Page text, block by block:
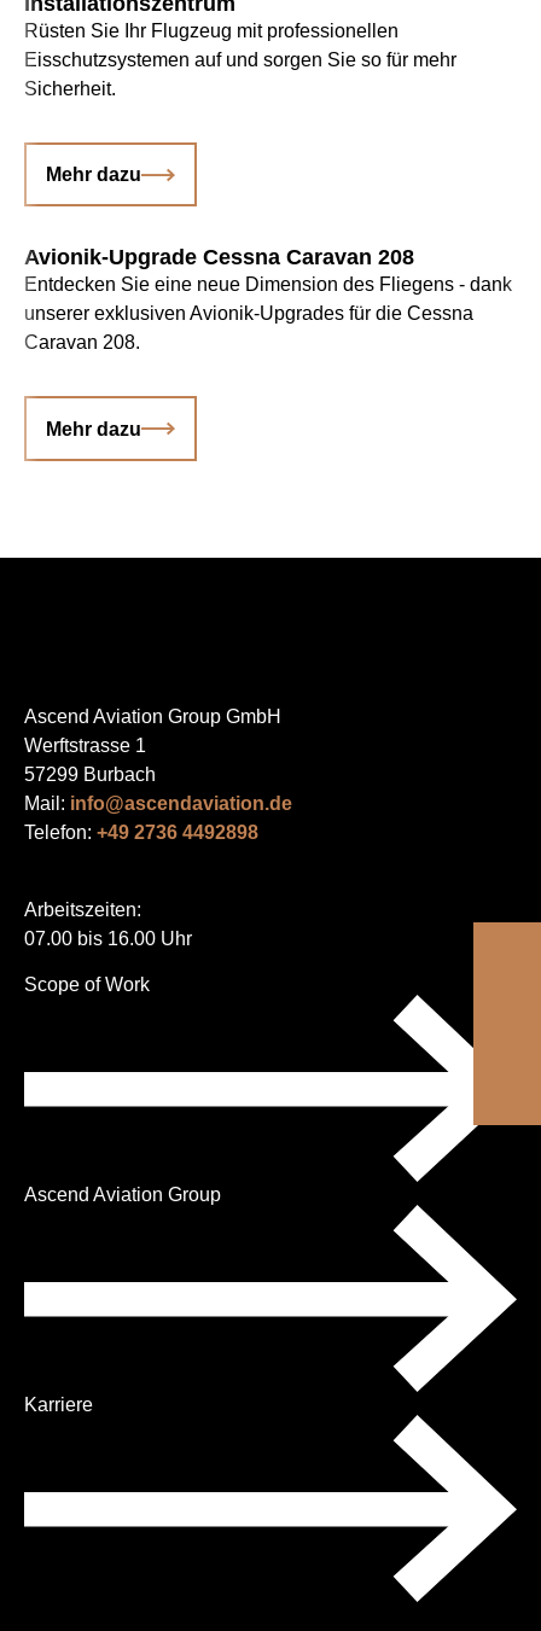
Rüsten Sie Ihr Flugzeug mit professionellen
Eisschutzsystemen auf und sorgen Sie so für mehr
Sicherheit.
Mehr dazu
Avionik-Upgrade Cessna Caravan 208
Entdecken Sie eine neue Dimension des Fliegens - dank
unserer exklusiven Avionik-Upgrades für die Cessna
Caravan 208.
Mehr dazu
Ascend Aviation Group GmbH
Werftstrasse 1
57299 Burbach
Mail: info@ascendaviation.de
Telefon: +49 2736 4492898
Arbeitszeiten:
07.00 bis 16.00 Uhr
Navigation
Scope of Work
Ascend Aviation Group
Karriere